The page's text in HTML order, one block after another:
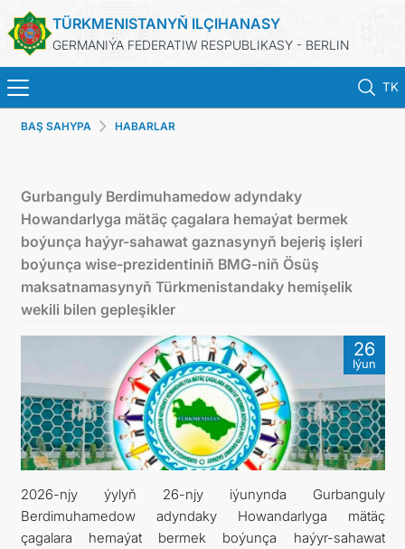
TÜRKMENISTANYŇ ILÇIHANASY
GERMANIÝA FEDERATIW RESPUBLIKASY - BERLIN
TK
BAŞ SAHYPA
TÜRKMENISTANYŇ DIM
TÜRKMENISTAN
TÜRKMENISTANDA MAÝA GOÝUMLAR
ARAGATNAŞYK
BAŞ SAHYPA HABARLAR
Gurbanguly Berdimuhamedow adyndaky
Howandarlyga mätäç çagalara hemaýat bermek
boýunça haýyr-sahawat gaznasynyň bejeriş işleri
boýunça wise-prezidentiniň BMG-niň Ösüş
maksatnamasynyň Türkmenistandaky hemişelik
wekili bilen gepleşikler
26
Iýun
2026-njy ýylyň 26-njy iýunynda Gurbanguly
Berdimuhamedow adyndaky Howandarlyga mätäç
çagalara hemaýat bermek boýunça haýyr-sahawat